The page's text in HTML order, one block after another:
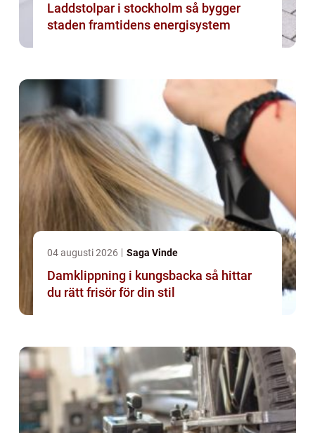
Laddstolpar i stockholm så bygger
staden framtidens energisystem
04 augusti 2026 Saga Vinde
Damklippning i kungsbacka så hittar
du rätt frisör för din stil